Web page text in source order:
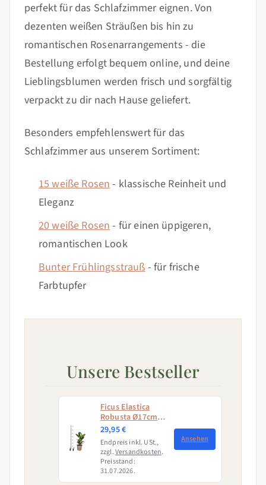
perfekt für das Schlafzimmer eignen. Von
dezenten weißen Sträußen bis hin zu
romantischen Rosenarrangements - die
Bestellung erfolgt bequem online, und deine
Lieblingsblumen werden frisch und sorgfältig
verpackt zu dir nach Hause geliefert.
Besonders empfehlenswert für das
Schlafzimmer aus unserem Sortiment:
15 weiße Rosen- klassische Reinheit und
Eleganz
20 weiße Rosen- für einen üppigeren,
romantischen Look
Bunter Frühlingsstrauß- für frische
Farbtupfer
Unsere Bestseller
Ficus Elastica
Robusta Ø17cm -
↕50 - 60cm
29,95 €
Endpreis inkl. USt.,
zzgl.Versandkosten.
Preisstand:
31.07.2026.
Ansehen